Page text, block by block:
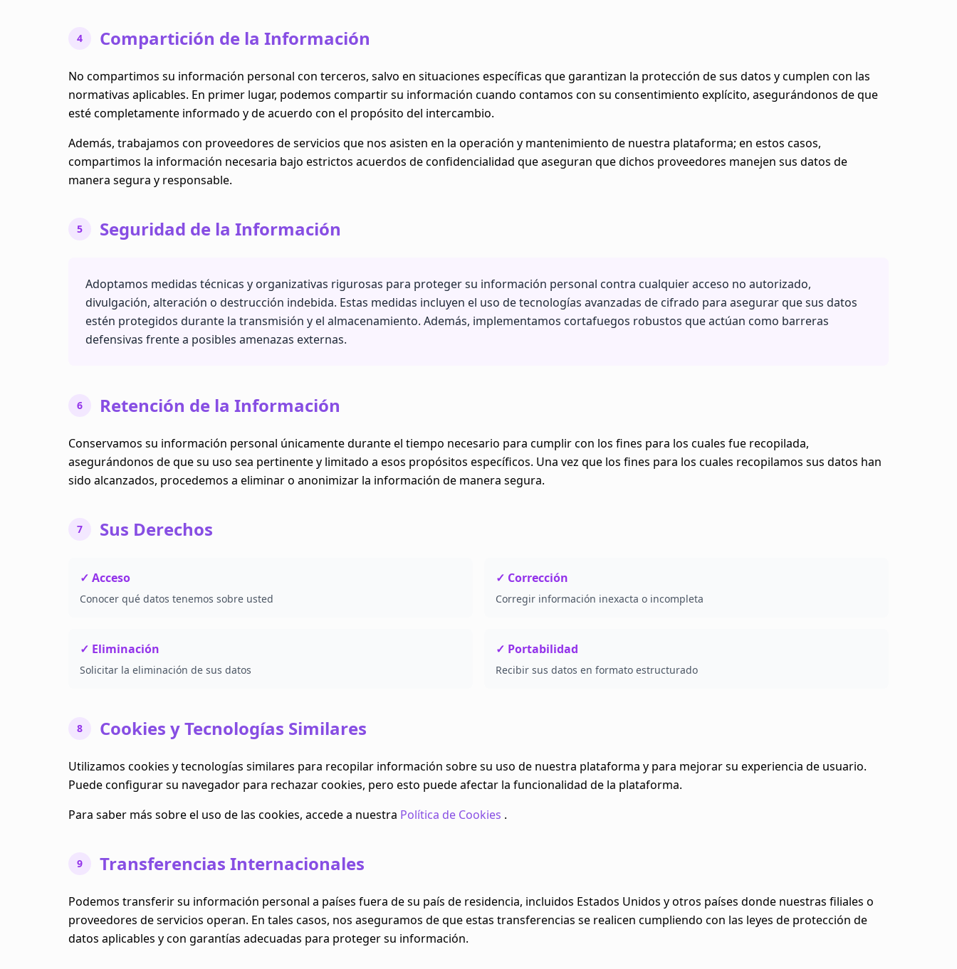
4 Compartición de la Información
No compartimos su información personal con terceros, salvo en situaciones específicas que garantizan la protección de sus datos y cumplen con las
normativas aplicables. En primer lugar, podemos compartir su información cuando contamos con su consentimiento explícito, asegurándonos de que
esté completamente informado y de acuerdo con el propósito del intercambio.
Además, trabajamos con proveedores de servicios que nos asisten en la operación y mantenimiento de nuestra plataforma; en estos casos,
compartimos la información necesaria bajo estrictos acuerdos de confidencialidad que aseguran que dichos proveedores manejen sus datos de
manera segura y responsable.
5 Seguridad de la Información
Adoptamos medidas técnicas y organizativas rigurosas para proteger su información personal contra cualquier acceso no autorizado,
divulgación, alteración o destrucción indebida. Estas medidas incluyen el uso de tecnologías avanzadas de cifrado para asegurar que sus datos
estén protegidos durante la transmisión y el almacenamiento. Además, implementamos cortafuegos robustos que actúan como barreras
defensivas frente a posibles amenazas externas.
6 Retención de la Información
Conservamos su información personal únicamente durante el tiempo necesario para cumplir con los fines para los cuales fue recopilada,
asegurándonos de que su uso sea pertinente y limitado a esos propósitos específicos. Una vez que los fines para los cuales recopilamos sus datos han
sido alcanzados, procedemos a eliminar o anonimizar la información de manera segura.
7 Sus Derechos
✓ Acceso
Conocer qué datos tenemos sobre usted
✓ Corrección
Corregir información inexacta o incompleta
✓ Eliminación
Solicitar la eliminación de sus datos
✓ Portabilidad
Recibir sus datos en formato estructurado
8 Cookies y Tecnologías Similares
Utilizamos cookies y tecnologías similares para recopilar información sobre su uso de nuestra plataforma y para mejorar su experiencia de usuario.
Puede configurar su navegador para rechazar cookies, pero esto puede afectar la funcionalidad de la plataforma.
Para saber más sobre el uso de las cookies, accede a nuestra Política de Cookies .
9 Transferencias Internacionales
Podemos transferir su información personal a países fuera de su país de residencia, incluidos Estados Unidos y otros países donde nuestras filiales o
proveedores de servicios operan. En tales casos, nos aseguramos de que estas transferencias se realicen cumpliendo con las leyes de protección de
datos aplicables y con garantías adecuadas para proteger su información.